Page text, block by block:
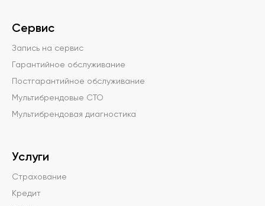
Сервис
Запись на сервис
Гарантийное обслуживание
Постгарантийное обслуживание
Мультибрендовые СТО
Мультибрендовая диагностика
Услуги
Страхование
Кредит